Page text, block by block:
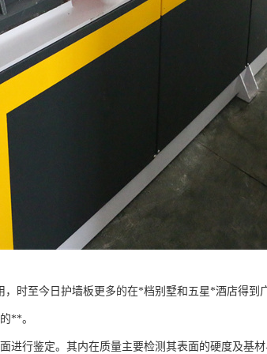
时至今日护墙板更多的在*档别墅和五星*酒店得到
**。
进行鉴定。其内在质量主要检测其表面的硬度及基